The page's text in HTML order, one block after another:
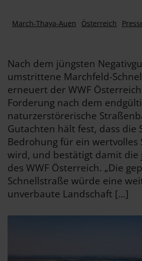
March-Thaya-Auen Österreich
Nach dem jüngsten
umstrittene Marchfeld-
erneuert der WWF
Forderung nach dem
naturzerstörerische
Gutachten hält fest, dass die
Bedrohung für ein wertvolles
wird, und bestätigt damit die
des WWF Österreich. „Die
Schnellstraße würde eine
unverbaute Landschaft […]